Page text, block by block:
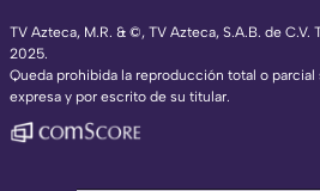
TV Azteca, M.R. & ©, TV Azteca, S.A.B. de
2025.
Queda prohibida la reproducción total o parcial
expresa y por escrito de su titular.